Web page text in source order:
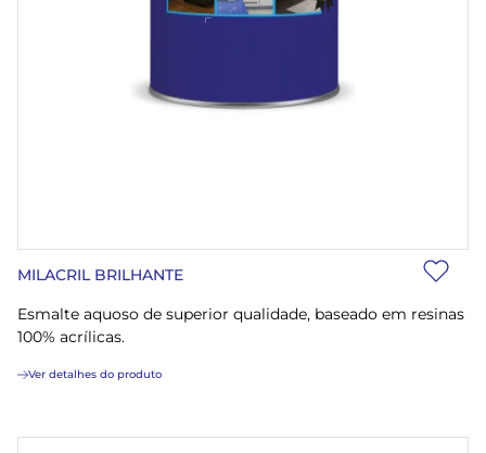
MILACRIL BRILHANTE
Esmalte aquoso de superior qualidade, baseado em resinas
100% acrílicas.
Ver detalhes do produto